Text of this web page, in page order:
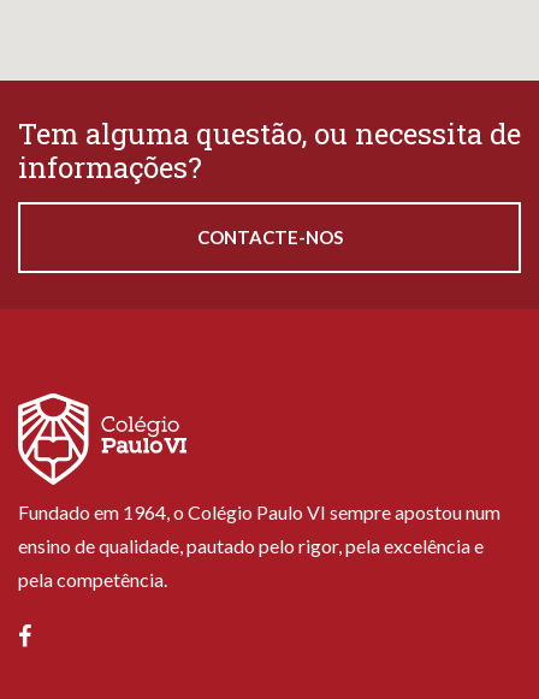
Tem alguma questão, ou necessita de
informações?
CONTACTE-NOS
Fundado em 1964, o Colégio Paulo VI sempre apostou num
ensino de qualidade, pautado pelo rigor, pela excelência e
pela competência.